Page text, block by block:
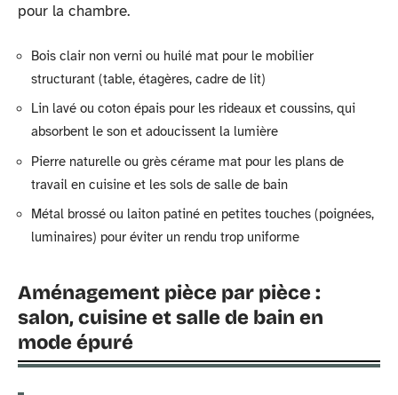
pour la chambre.
Bois clair non verni ou huilé mat pour le mobilier
structurant (table, étagères, cadre de lit)
Lin lavé ou coton épais pour les rideaux et coussins, qui
absorbent le son et adoucissent la lumière
Pierre naturelle ou grès cérame mat pour les plans de
travail en cuisine et les sols de salle de bain
Métal brossé ou laiton patiné en petites touches (poignées,
luminaires) pour éviter un rendu trop uniforme
Aménagement pièce par pièce :
salon, cuisine et salle de bain en
mode épuré